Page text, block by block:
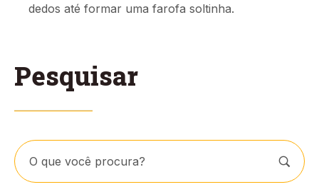
Pesquisar
dedos até formar uma farofa soltinha.